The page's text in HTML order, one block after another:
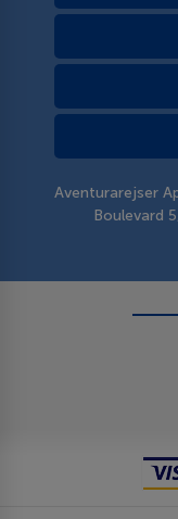
Aventurarejser
Boulevard